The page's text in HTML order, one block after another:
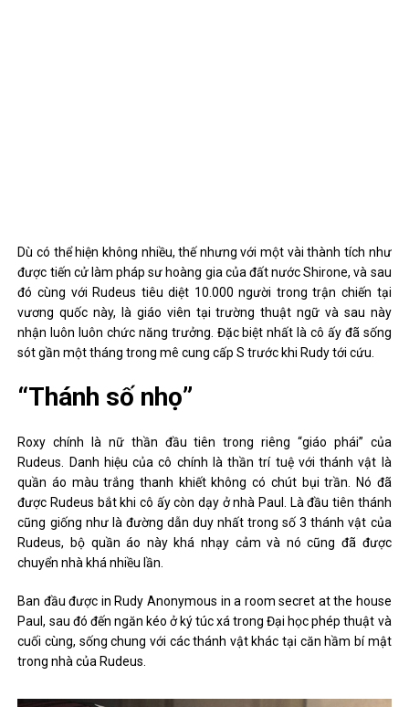
Dù có thể hiện không nhiều, thế nhưng với một vài thành tích như
được tiến cử làm pháp sư hoàng gia của đất nước Shirone, và sau
đó cùng với Rudeus tiêu diệt 10.000 người trong trận chiến tại
vương quốc này, là giáo viên tại trường thuật ngữ và sau này
nhận luôn luôn chức năng trưởng. Đặc biệt nhất là cô ấy đã sống
sót gần một tháng trong mê cung cấp S trước khi Rudy tới cứu.
“Thánh số nhọ”
Roxy chính là nữ thần đầu tiên trong riêng “giáo phái” của
Rudeus. Danh hiệu của cô chính là thần trí tuệ với thánh vật là
quần áo màu trắng thanh khiết không có chút bụi trần. Nó đã
được Rudeus bắt khi cô ấy còn dạy ở nhà Paul. Là đầu tiên thánh
cũng giống như là đường dẫn duy nhất trong số 3 thánh vật của
Rudeus, bộ quần áo này khá nhạy cảm và nó cũng đã được
chuyển nhà khá nhiều lần.
Ban đầu được in Rudy Anonymous in a room secret at the house
Paul, sau đó đến ngăn kéo ở ký túc xá trong Đại học phép thuật và
cuối cùng, sống chung với các thánh vật khác tại căn hầm bí mật
trong nhà của Rudeus.